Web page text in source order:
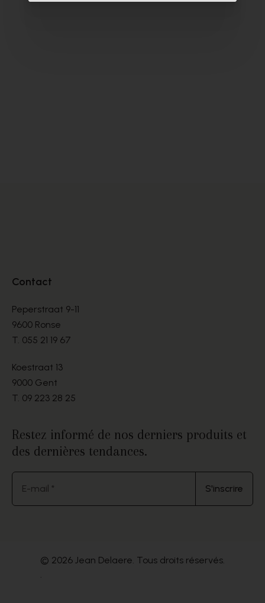
Contact
Peperstraat 9-11
9600 Ronse
T. 055 21 19 67
Koestraat 13
9000 Gent
T. 09 223 28 25
Restez informé de nos derniers produits et
des dernières tendances.
E-mail * S'inscrire
© 2026 Jean Delaere. Tous droits réservés.
.